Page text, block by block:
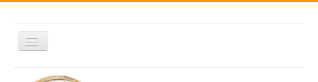
Εναλλαγή
πλοήγησης
ΑΡΧΙΚΗ